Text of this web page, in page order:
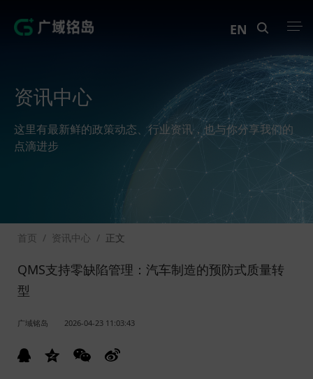
解决方案
案例中心
关于Geega
EN
资讯中心
这里有最新鲜的政策动态、行业资讯，也与你分享我们的
点滴进步
首页 / 资讯中心 / 正文
QMS支持零缺陷管理：汽车制造的预防式质量转
型
广域铭岛 2026-04-23 11:03:43